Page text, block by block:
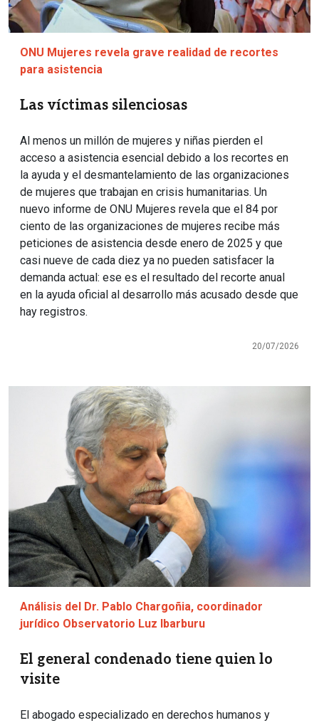
ONU Mujeres revela grave realidad de recortes
para asistencia
Las víctimas silenciosas
Al menos un millón de mujeres y niñas pierden el
acceso a asistencia esencial debido a los recortes en
la ayuda y el desmantelamiento de las organizaciones
de mujeres que trabajan en crisis humanitarias. Un
nuevo informe de ONU Mujeres revela que el 84 por
ciento de las organizaciones de mujeres recibe más
peticiones de asistencia desde enero de 2025 y que
casi nueve de cada diez ya no pueden satisfacer la
demanda actual: ese es el resultado del recorte anual
en la ayuda oficial al desarrollo más acusado desde que
hay registros.
20/07/2026
Análisis del Dr. Pablo Chargoñia, coordinador
jurídico Observatorio Luz Ibarburu
El general condenado tiene quien lo
visite
El abogado especializado en derechos humanos y